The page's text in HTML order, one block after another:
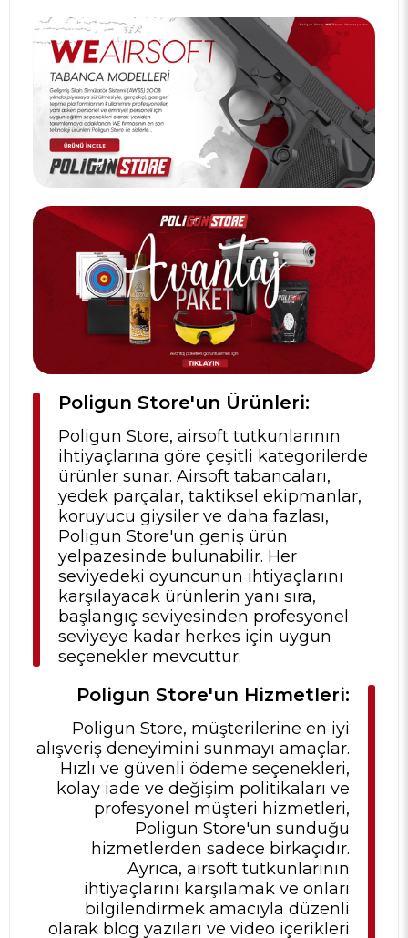
Poligun Store'un Ürünleri:
Poligun Store, airsoft tutkunlarının
ihtiyaçlarına göre çeşitli kategorilerde
ürünler sunar. Airsoft tabancaları,
yedek parçalar, taktiksel ekipmanlar,
koruyucu giysiler ve daha fazlası,
Poligun Store'un geniş ürün
yelpazesinde bulunabilir. Her
seviyedeki oyuncunun ihtiyaçlarını
karşılayacak ürünlerin yanı sıra,
başlangıç seviyesinden profesyonel
seviyeye kadar herkes için uygun
seçenekler mevcuttur.
Poligun Store'un Hizmetleri:
Poligun Store, müşterilerine en iyi
alışveriş deneyimini sunmayı amaçlar.
Hızlı ve güvenli ödeme seçenekleri,
kolay iade ve değişim politikaları ve
profesyonel müşteri hizmetleri,
Poligun Store'un sunduğu
hizmetlerden sadece birkaçıdır.
Ayrıca, airsoft tutkunlarının
ihtiyaçlarını karşılamak ve onları
bilgilendirmek amacıyla düzenli
olarak blog yazıları ve video içerikleri